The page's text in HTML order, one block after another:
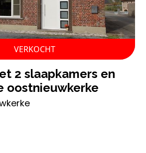
VERKOCHT
oostnieuwkerke